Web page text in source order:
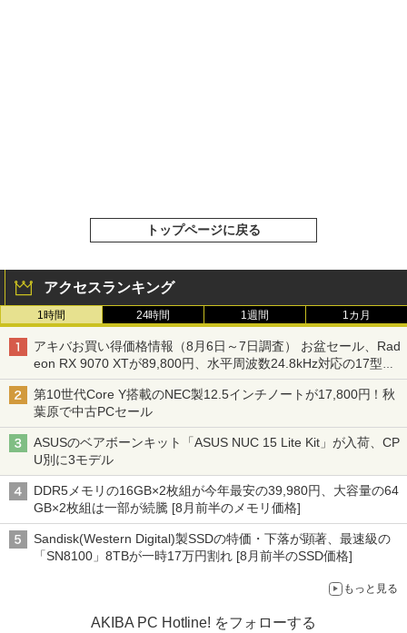
トップページに戻る
アクセスランキング
1時間 24時間 1週間 1カ月
アキバお買い得価格情報（8月6日～7日調査） お盆セール、Rad
eon RX 9070 XTが89,800円、水平周波数24.8kHz対応の17型モ
ニターが9,801円、暑さ指数連動セール ほか
第10世代Core Y搭載のNEC製12.5インチノートが17,800円！秋
葉原で中古PCセール
ASUSのベアボーンキット「ASUS NUC 15 Lite Kit」が入荷、CP
U別に3モデル
DDR5メモリの16GB×2枚組が今年最安の39,980円、大容量の64
GB×2枚組は一部が続騰 [8月前半のメモリ価格]
Sandisk(Western Digital)製SSDの特価・下落が顕著、最速級の
「SN8100」8TBが一時17万円割れ [8月前半のSSD価格]
もっと見る
AKIBA PC Hotline! をフォローする